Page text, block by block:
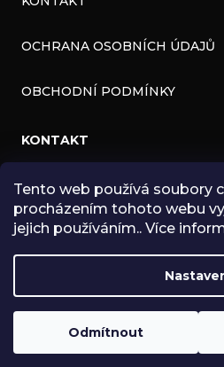
Tento web používá soubory
procházením tohoto webu
jejich používáním.. Více
Odmítnout
OCHRANA OSOBNÍCH ÚDAJŮ
OBCHODNÍ PODMÍNKY
KONTAKT
INFO@ZNK.CZ
HTTPS://
ZNKSHOP